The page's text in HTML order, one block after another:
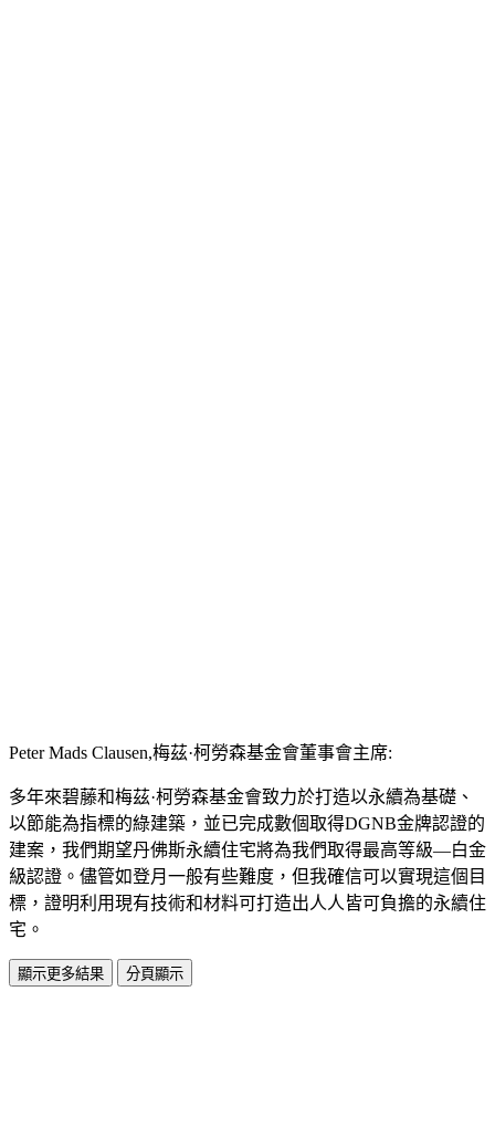
Peter Mads Clausen,梅茲·柯勞森基金會董事會主席:
多年來碧藤和梅茲·柯勞森基金會致力於打造以永續為基礎、
以節能為指標的綠建築，並已完成數個取得DGNB金牌認證的
建案，我們期望丹佛斯永續住宅將為我們取得最高等級—白金
級認證。儘管如登月一般有些難度，但我確信可以實現這個目
標，證明利用現有技術和材料可打造出人人皆可負擔的永續住
宅。
顯示更多結果 分頁顯示